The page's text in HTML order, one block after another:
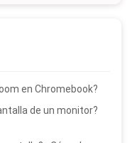
en Chromebook?
de un monitor?